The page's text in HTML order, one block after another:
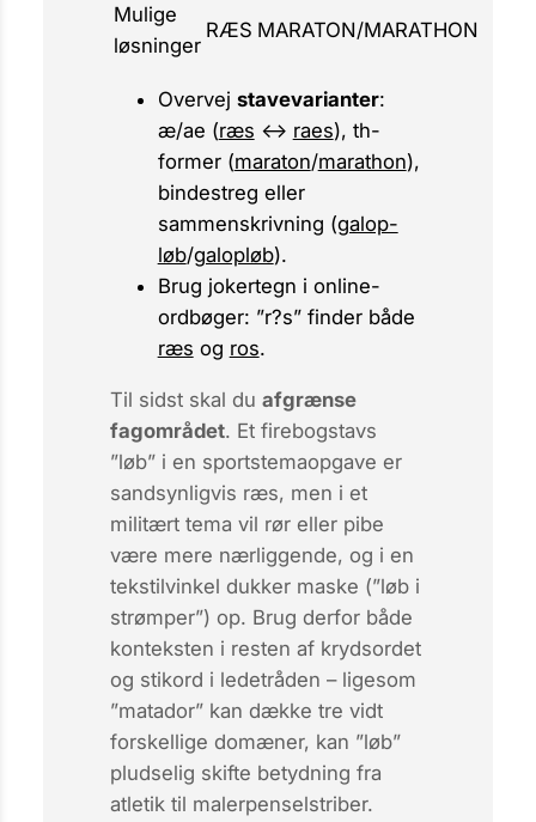
Mulige
løsninger
RÆS MARATON/MARATHON
Overvej stavevarianter:
æ/ae (ræs ↔ raes), th-
former (maraton/marathon),
bindestreg eller
sammenskrivning (galop-
løb/galopløb).
Brug jokertegn i online-
ordbøger: ”r?s” finder både
ræs og ros.
Til sidst skal du afgrænse
fagområdet. Et firebogstavs
”løb” i en sportstema­opgave er
sandsynligvis ræs, men i et
militært tema vil røreller pibe
være mere nærliggende, og i en
tekstil­vinkel dukker maske (”løb i
strømper”) op. Brug derfor både
konteksten i resten af krydsordet
og stikord i ledetråden – ligesom
”matador” kan dække tre vidt
forskellige domæner, kan ”løb”
pludselig skifte betydning fra
atletik til malerpenselstriber.